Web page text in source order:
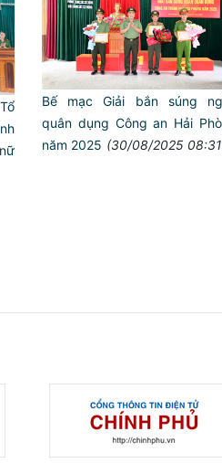
Bế mạc Giải bắn súng
quân dụng Công an Hải
năm 2025 (30/08/2025